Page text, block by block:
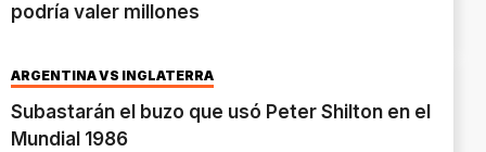
podría valer millones
ARGENTINA VS INGLATERRA
Subastarán el buzo que usó Peter Shilton en el
Mundial 1986